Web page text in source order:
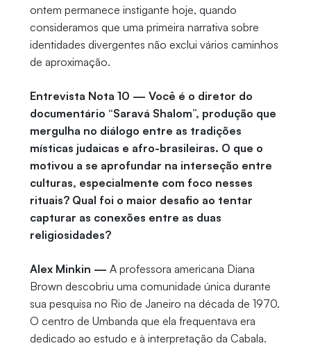
ontem permanece instigante hoje, quando
consideramos que uma primeira narrativa sobre
identidades divergentes não exclui vários caminhos
de aproximação.
Entrevista Nota 10 — Você é o diretor do
documentário “Saravá Shalom”, produção que
mergulha no diálogo entre as tradições
místicas judaicas e afro-brasileiras. O que o
motivou a se aprofundar na interseção entre
culturas, especialmente com foco nesses
rituais? Qual foi o maior desafio ao tentar
capturar as conexões entre as duas
religiosidades?
Alex Minkin — A professora americana Diana
Brown descobriu uma comunidade única durante
sua pesquisa no Rio de Janeiro na década de 1970.
O centro de Umbanda que ela frequentava era
dedicado ao estudo e à interpretação da Cabala.